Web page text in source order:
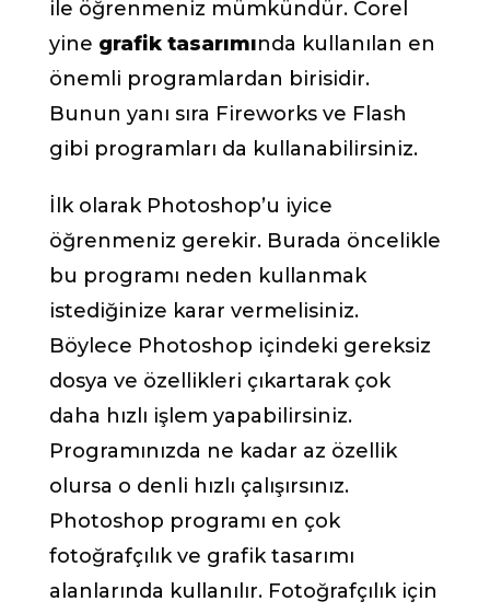
ile öğrenmeniz mümkündür. Corel
yine grafik tasarımında kullanılan en
önemli programlardan birisidir.
Bunun yanı sıra Fireworks ve Flash
gibi programları da kullanabilirsiniz.
İlk olarak Photoshop’u iyice
öğrenmeniz gerekir. Burada öncelikle
bu programı neden kullanmak
istediğinize karar vermelisiniz.
Böylece Photoshop içindeki gereksiz
dosya ve özellikleri çıkartarak çok
daha hızlı işlem yapabilirsiniz.
Programınızda ne kadar az özellik
olursa o denli hızlı çalışırsınız.
Photoshop programı en çok
fotoğrafçılık ve grafik tasarımı
alanlarında kullanılır. Fotoğrafçılık için